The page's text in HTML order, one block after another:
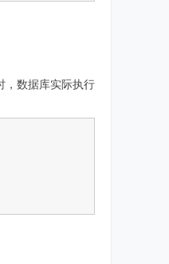
，数据库实际执行